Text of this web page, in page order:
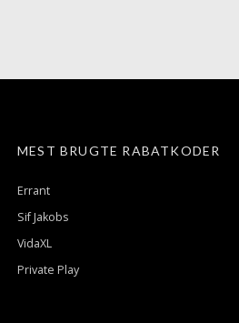
MEST BRUGTE RABATKODER
Errant
Sif Jakobs
VidaXL
Private Play